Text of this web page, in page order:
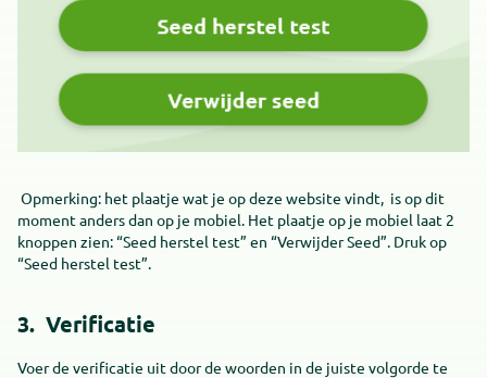
Opmerking: het plaatje wat je op deze website vindt, is op dit
moment anders dan op je mobiel. Het plaatje op je mobiel laat 2
knoppen zien: “Seed herstel test” en “Verwijder Seed”. Druk op
“Seed herstel test”.
3. Verificatie
Voer de verificatie uit door de woorden in de juiste volgorde te